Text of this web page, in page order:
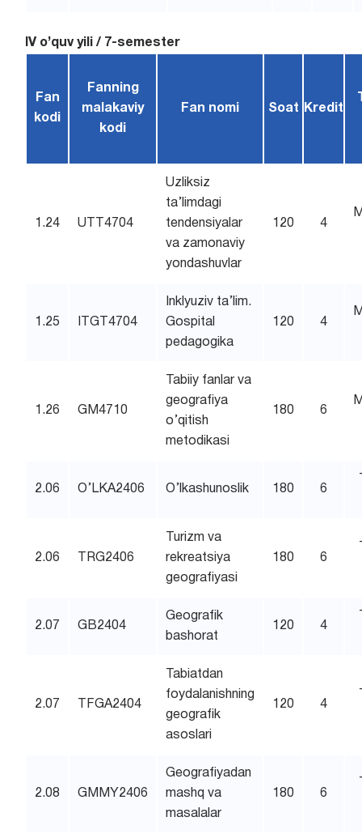
IV o’quv yili / 7-semester
Fan
kodi
Fanning
malakaviy
kodi
Fan nomi Soat Kredit
1.24 UTT4704
Uzliksiz
ta’limdagi
tendensiyalar
va zamonaviy
yondashuvlar
120 4
1.25 ITGT4704
Inklyuziv ta’lim.
Gospital
pedagogika
120 4
1.26 GM4710
Tabiiy fanlar va
geografiya
o’qitish
metodikasi
180 6
2.06 O’LKA2406 O’lkashunoslik 180 6
2.06 TRG2406
Turizm va
rekreatsiya
geografiyasi
180 6
2.07 GB2404
Geografik
bashorat
120 4
2.07 TFGA2404
Tabiatdan
foydalanishning
geografik
asoslari
120 4
2.08 GMMY2406
Geografiyadan
mashq va
masalalar
180 6